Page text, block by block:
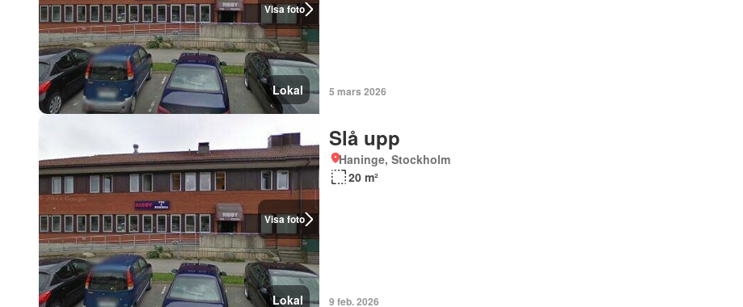
Visa foto
Lokal 5 mars 2026
Visa foto
Lokal
Slå upp
Haninge, Stockholm
20 m²
9 feb. 2026